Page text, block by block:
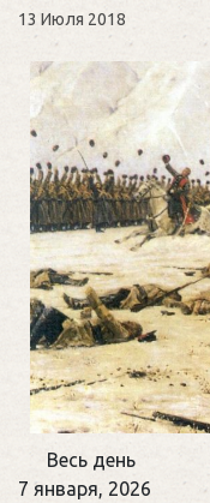
13 Июля 2018
Памятная
дата
Весь день
7 января, 2026